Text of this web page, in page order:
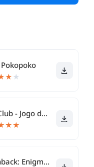
Pokopoko
★ ★
Tile Club - Jogo de combinar
★★
Flashback: Enigmas Divertidos